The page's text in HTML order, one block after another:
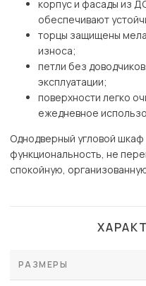
корпус и фасады из
обеспечивают
торцы защищены
износа;
петли без
эксплуатации;
поверхности легко
ежедневное
Однодверный угловой
функциональность, не
спокойную,
РАЗМЕРЫ